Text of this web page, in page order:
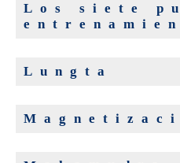
Los siete
Lungta